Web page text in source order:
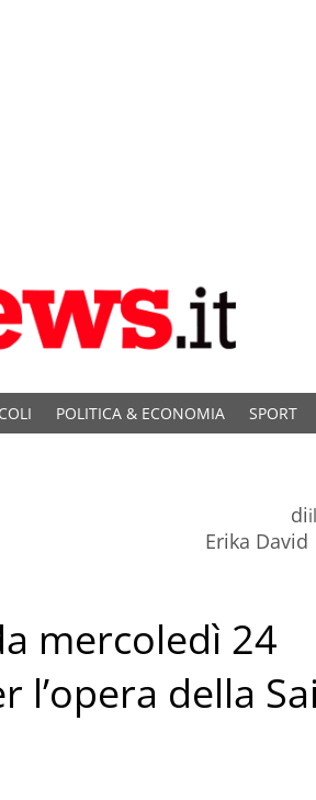
POLITICA & ECONOMIA SPORT
di
Erika David
il
mercoledì 24
della